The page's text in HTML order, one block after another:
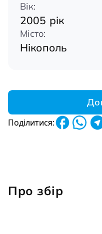
Вік:
2005 рік
Місто:
Нікополь
Поділитися:
Про збір